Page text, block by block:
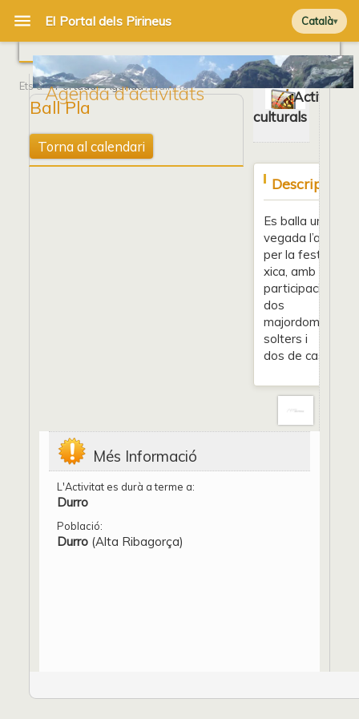
Català
Agenda d'activitats
Ets a Portada/Agenda/ Ball Pla
Ball Pla
Torna al calendari
Activitats
culturals
Descripció:
Es balla una
vegada l’any,
per la festa
xica, amb la
participació de
dos
majordoms
solters i
dos de casats.
Més Informació
L'Activitat es durà a terme a:
Durro
Població:
Durro (Alta Ribagorça)